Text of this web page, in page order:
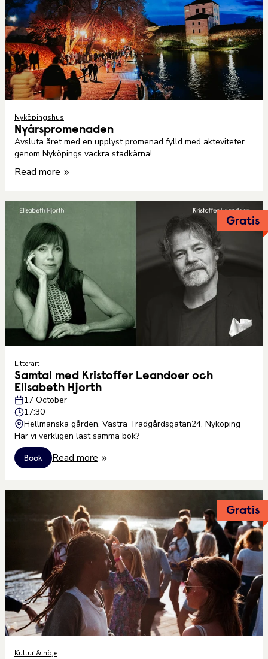
Nyköpingshus
Nyårspromenaden
Avsluta året med en upplyst promenad fylld med akteviteter
genom Nyköpings vackra stadkärna!
Read more
Gratis
Litterart
Samtal med Kristoffer Leandoer och
Elisabeth Hjorth
17 October
17:30
Hellmanska gården, Västra Trädgårdsgatan24, Nyköping
Har vi verkligen läst samma bok?
Book Read more
Gratis
Kultur & nöje